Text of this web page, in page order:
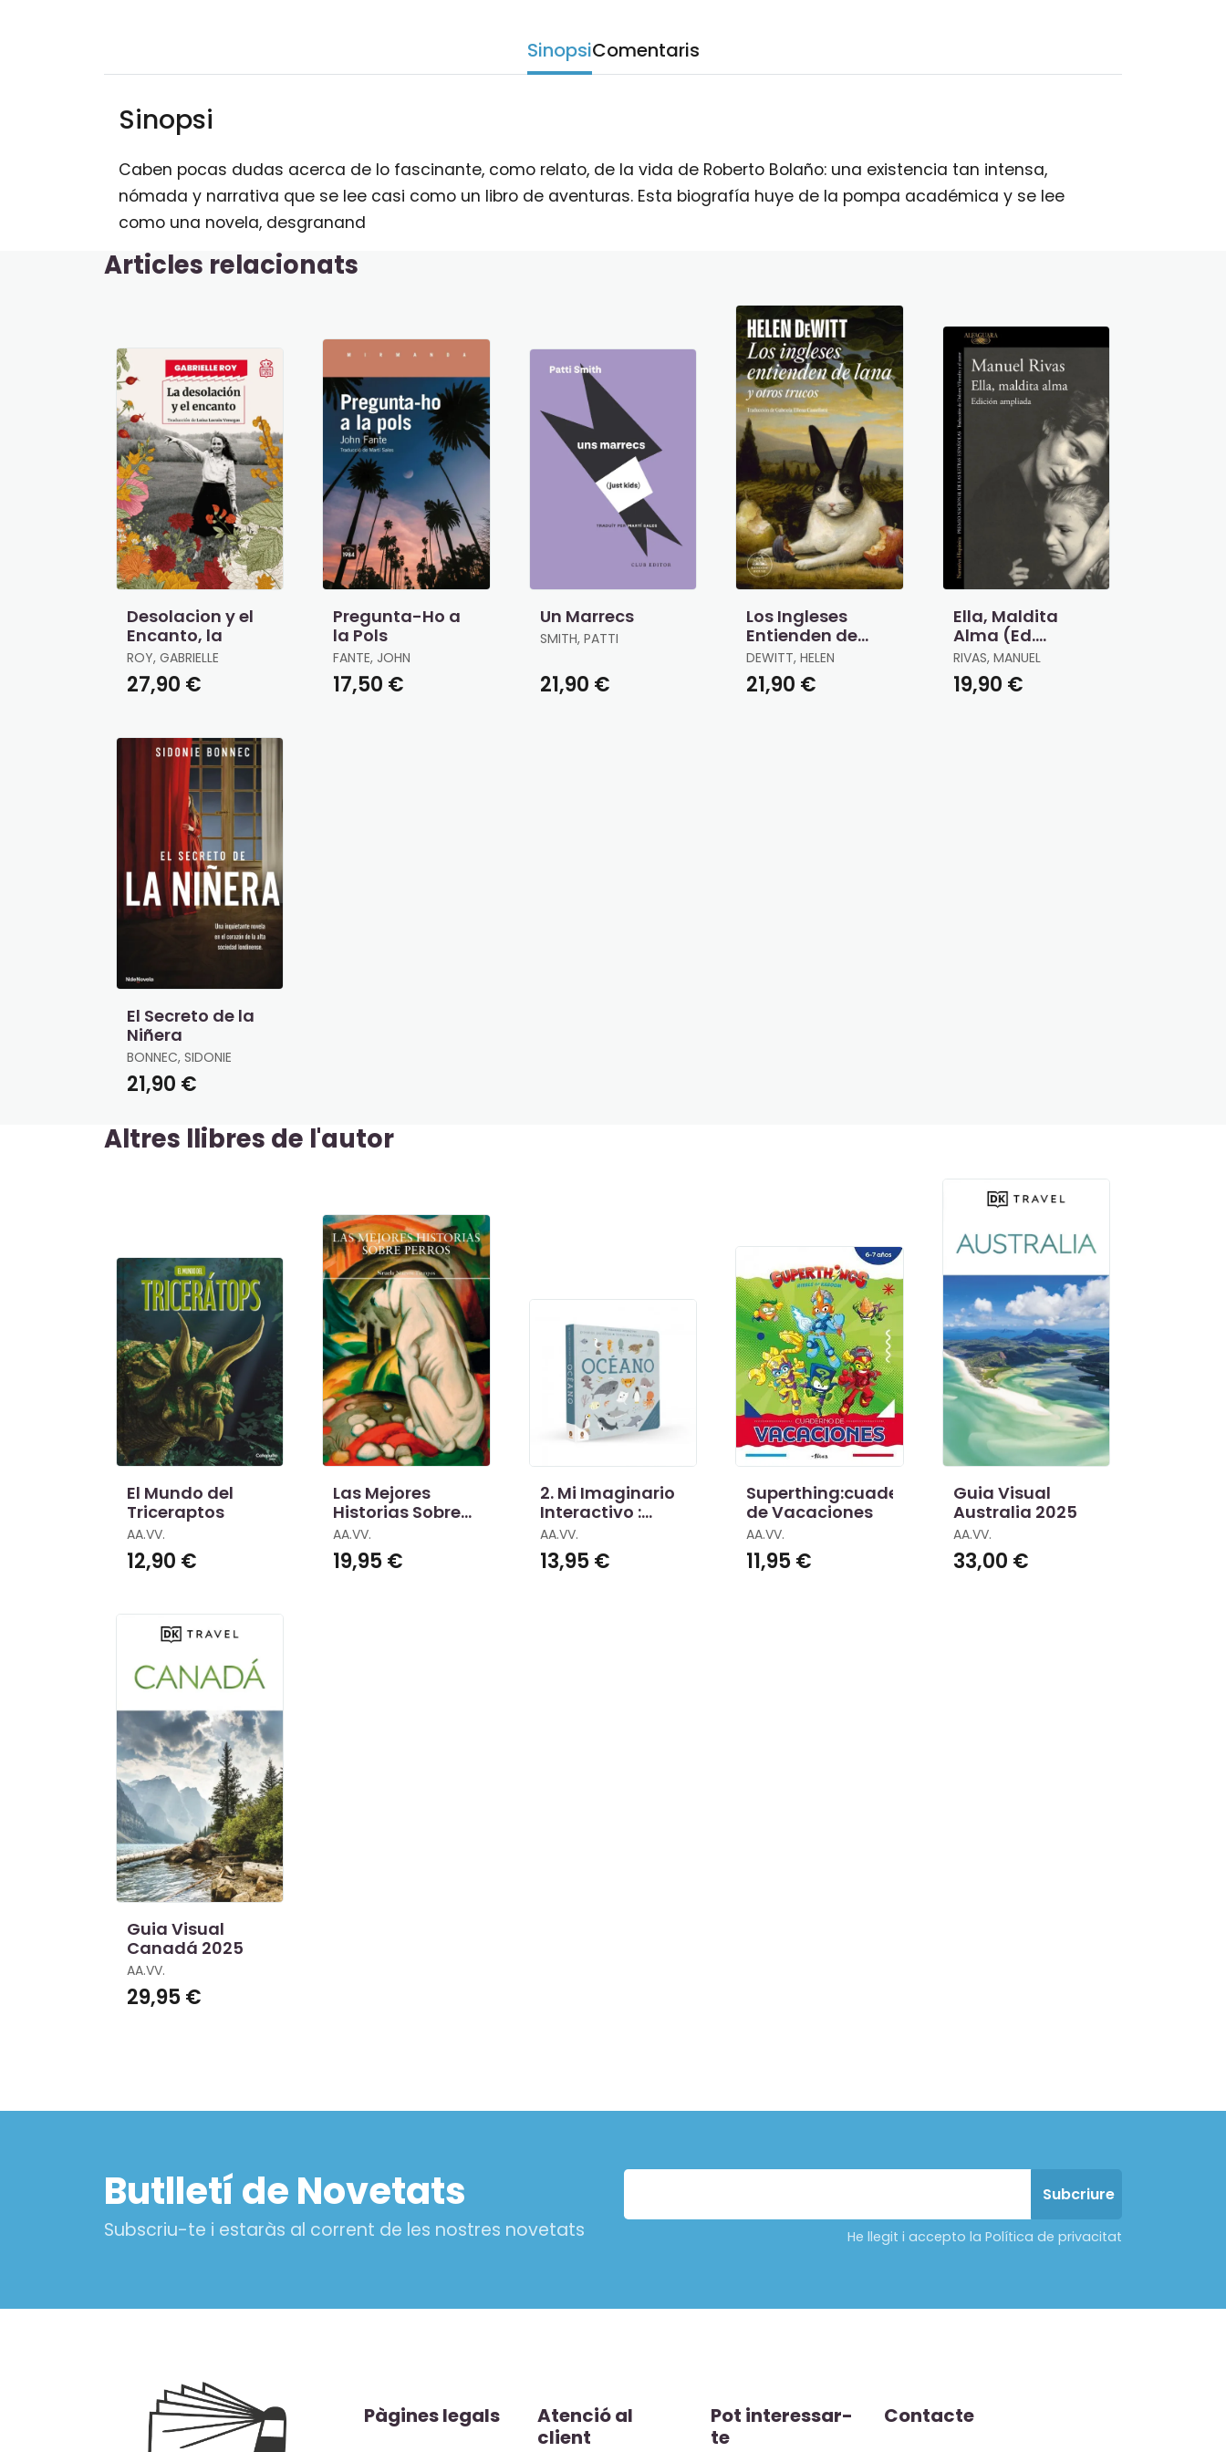
SinopsiComentaris
Sinopsi
Caben pocas dudas acerca de lo fascinante, como relato, de la vida de Roberto Bolaño: una existencia tan intensa,
nómada y narrativa que se lee casi como un libro de aventuras. Esta biografía huye de la pompa académica y se lee
como una novela, desgranand
Articles relacionats
Desolacion y el
Encanto, la
ROY, GABRIELLE
27,90 €
Pregunta-Ho a
la Pols
FANTE, JOHN
17,50 €
Un Marrecs
SMITH, PATTI
21,90 €
Los Ingleses
Entienden de
Lana (Y Otros
Trucos)
DEWITT, HELEN
21,90 €
Ella, Maldita
Alma (Ed.
ampliada)
RIVAS, MANUEL
19,90 €
El Secreto de la
Niñera
BONNEC, SIDONIE
21,90 €
Altres llibres de l'autor
El Mundo del
Triceraptos
AA.VV.
12,90 €
Las Mejores
Historias Sobre
Perros
AA.VV.
19,95 €
2. Mi Imaginario
Interactivo :
Océano
AA.VV.
13,95 €
Superthing:cuaderno
de Vacaciones
AA.VV.
11,95 €
Guia Visual
Australia 2025
AA.VV.
33,00 €
Guia Visual
Canadá 2025
AA.VV.
29,95 €
Butlletí de Novetats
Subscriu-te i estaràs al corrent de les nostres novetats He llegit i accepto la Política de privacitat
Pàgines legals
Atenció al
client
Pot interessar-
te
Contacte